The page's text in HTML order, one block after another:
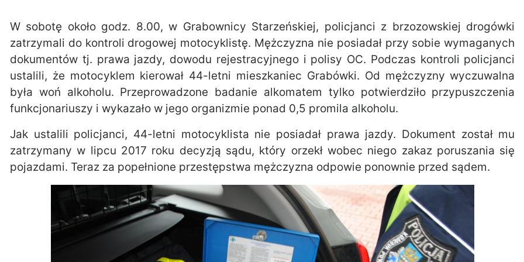
W sobotę około godz. 8.00, w Grabownicy Starzeńskiej, policjanci z brzozowskiej drogówki
zatrzymali do kontroli drogowej motocyklistę. Mężczyzna nie posiadał przy sobie wymaganych
dokumentów tj. prawa jazdy, dowodu rejestracyjnego i polisy OC. Podczas kontroli policjanci
ustalili, że motocyklem kierował 44-letni mieszkaniec Grabówki. Od mężczyzny wyczuwalna
była woń alkoholu. Przeprowadzone badanie alkomatem tylko potwierdziło przypuszczenia
funkcjonariuszy i wykazało w jego organizmie ponad 0,5 promila alkoholu.
Jak ustalili policjanci, 44-letni motocyklista nie posiadał prawa jazdy. Dokument został mu
zatrzymany w lipcu 2017 roku decyzją sądu, który orzekł wobec niego zakaz poruszania się
pojazdami. Teraz za popełnione przestępstwa mężczyzna odpowie ponownie przed sądem.